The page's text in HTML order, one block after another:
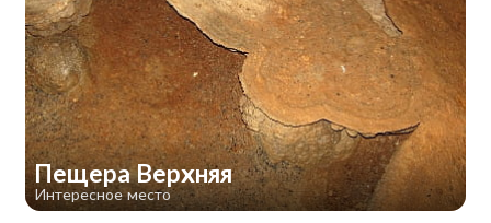
Пещера Верхняя
Интересное место